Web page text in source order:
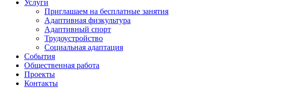
Услуги
Приглашаем на бесплатные занятия
Адаптивная физкультура
Адаптивный спорт
Трудоустройство
Социальная адаптация
События
Общественная работа
Проекты
Контакты